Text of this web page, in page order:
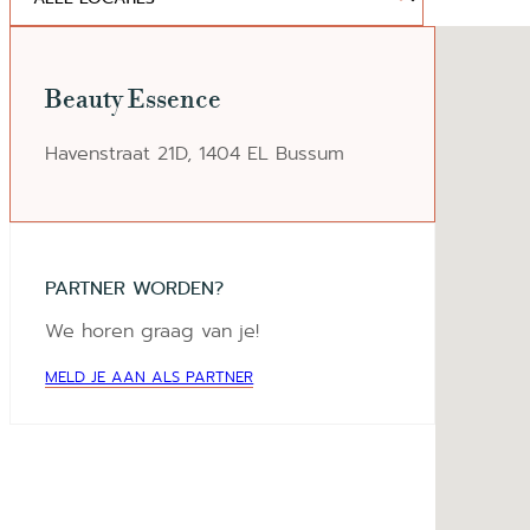
Beauty Essence
Havenstraat 21D, 1404 EL Bussum
PARTNER WORDEN?
We horen graag van je!
MELD JE AAN ALS PARTNER